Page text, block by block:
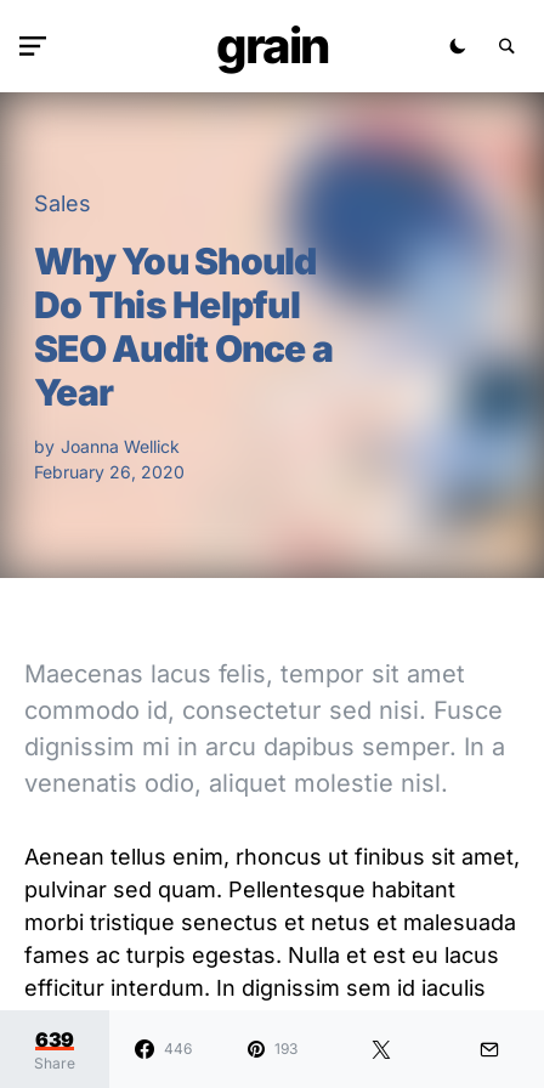
grain
Sales
Why You Should
Do This Helpful
SEO Audit Once a
Year
by Joanna Wellick
February 26, 2020
Maecenas lacus felis, tempor sit amet
commodo id, consectetur sed nisi. Fusce
dignissim mi in arcu dapibus semper. In a
venenatis odio, aliquet molestie nisl.
Aenean tellus enim, rhoncus ut finibus sit amet,
pulvinar sed quam. Pellentesque habitant
morbi tristique senectus et netus et malesuada
fames ac turpis egestas. Nulla et est eu lacus
efficitur interdum. In dignissim sem id iaculis
elementum. Praesent cursus nibh ac sem
639
Share
446 193